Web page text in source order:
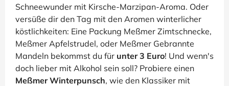
Schneewunder mit Kirsche-Marzipan-Aroma. Oder
versüße dir den Tag mit den Aromen winterlicher
köstlichkeiten: Eine Packung Meßmer Zimtschnecke,
Meßmer Apfelstrudel, oder Meßmer Gebrannte
Mandeln bekommst du für unter 3 Euro! Und wenn's
doch lieber mit Alkohol sein soll? Probiere einen
Meßmer Winterpunsch, wie den Klassiker mit